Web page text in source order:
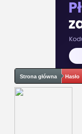
Strona główna Hasło